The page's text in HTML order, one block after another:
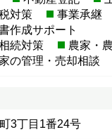
対策
事業承継
作成サポート
続対策
農家・
の管理・売却相談
3丁目1番24号